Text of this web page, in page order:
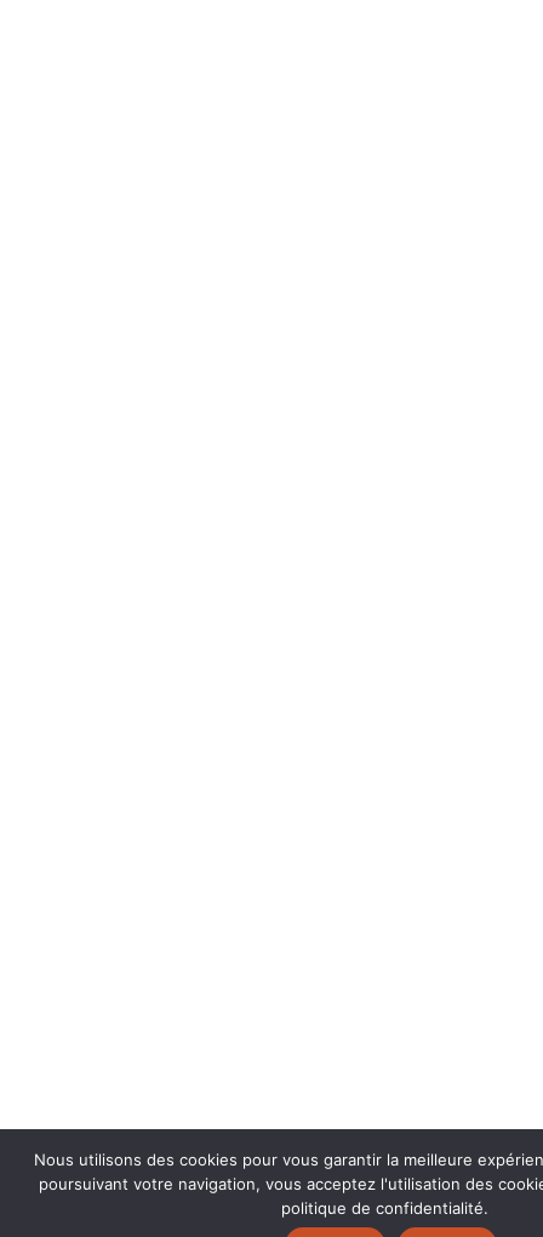
Nous utilisons des cookies pour vous garantir la meilleure
poursuivant votre navigation, vous acceptez l'utilisation des
politique de confidentialité.